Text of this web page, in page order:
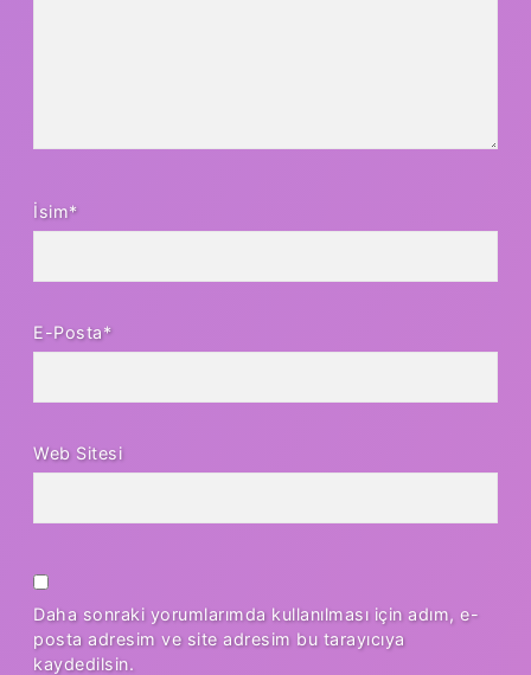
İsim*
E-Posta*
Web Sitesi
Daha sonraki yorumlarımda kullanılması için adım, e-
posta adresim ve site adresim bu tarayıcıya
kaydedilsin.